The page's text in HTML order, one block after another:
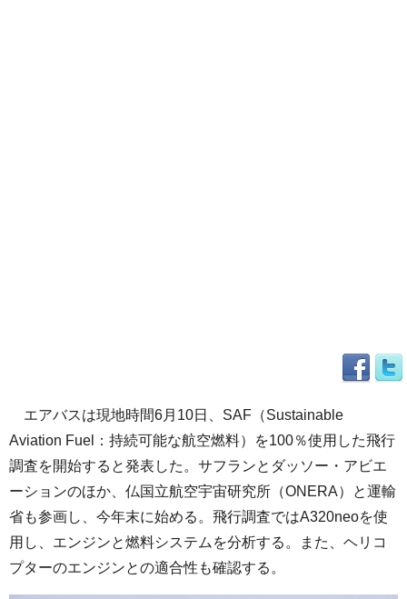
エアバスは現地時間6月10日、SAF（Sustainable
Aviation Fuel：持続可能な航空燃料）を100％使用した飛行
調査を開始すると発表した。サフランとダッソー・アビエ
ーションのほか、仏国立航空宇宙研究所（ONERA）と運輸
省も参画し、今年末に始める。飛行調査ではA320neoを使
用し、エンジンと燃料システムを分析する。また、ヘリコ
プターのエンジンとの適合性も確認する。